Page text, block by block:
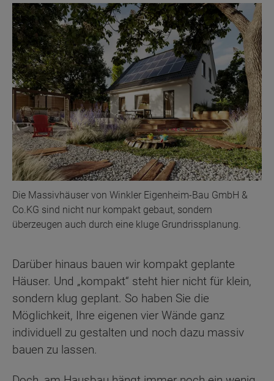
Die Massivhäuser von Winkler Eigenheim-Bau GmbH &
Co.KG sind nicht nur kompakt gebaut, sondern
überzeugen auch durch eine kluge Grundrissplanung.
Darüber hinaus bauen wir kompakt geplante
Häuser. Und „kompakt“ steht hier nicht für klein,
sondern klug geplant. So haben Sie die
Möglichkeit, Ihre eigenen vier Wände ganz
individuell zu gestalten und noch dazu massiv
bauen zu lassen.